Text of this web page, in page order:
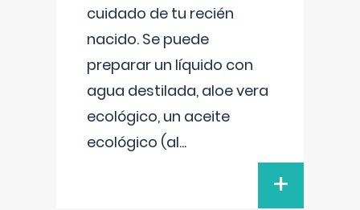
cuidado de tu recién
nacido. Se puede
preparar un líquido con
agua destilada, aloe vera
ecológico, un aceite
ecológico (al...
+